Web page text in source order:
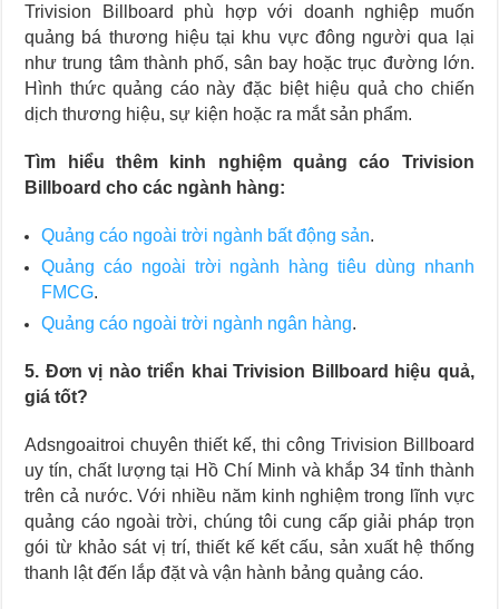
Trivision Billboard phù hợp với doanh nghiệp muốn
quảng bá thương hiệu tại khu vực đông người qua lại
như trung tâm thành phố, sân bay hoặc trục đường lớn.
Hình thức quảng cáo này đặc biệt hiệu quả cho chiến
dịch thương hiệu, sự kiện hoặc ra mắt sản phẩm.
Tìm hiểu thêm kinh nghiệm quảng cáo Trivision
Billboard cho các ngành hàng:
Quảng cáo ngoài trời ngành bất động sản.
Quảng cáo ngoài trời ngành hàng tiêu dùng nhanh
FMCG.
Quảng cáo ngoài trời ngành ngân hàng.
5. Đơn vị nào triển khai Trivision Billboard hiệu quả,
giá tốt?
Adsngoaitroi chuyên thiết kế, thi công Trivision Billboard
uy tín, chất lượng tại Hồ Chí Minh và khắp 34 tỉnh thành
trên cả nước. Với nhiều năm kinh nghiệm trong lĩnh vực
quảng cáo ngoài trời, chúng tôi cung cấp giải pháp trọn
gói từ khảo sát vị trí, thiết kế kết cấu, sản xuất hệ thống
thanh lật đến lắp đặt và vận hành bảng quảng cáo.